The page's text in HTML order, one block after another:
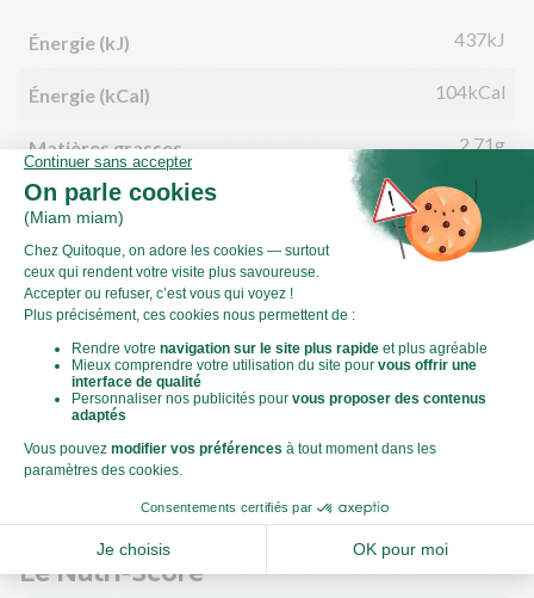
Énergie (kJ) 437kJ
Énergie (kCal) 104kCal
Matières grasses 2,71g
dont acides gras saturés 0,41g
Glucides 15,59g
dont sucre
Fibres 1,17g
Protéines 3,56g
Sel
Le Nutri-Score